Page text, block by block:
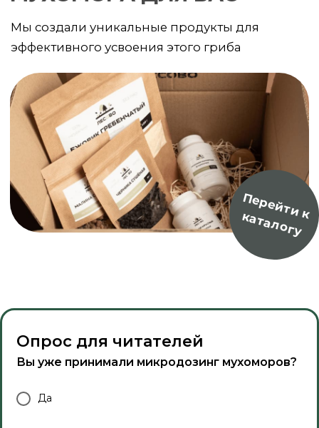
Опрос для читателей
Вы уже принимали микродозинг мухоморов?
Да